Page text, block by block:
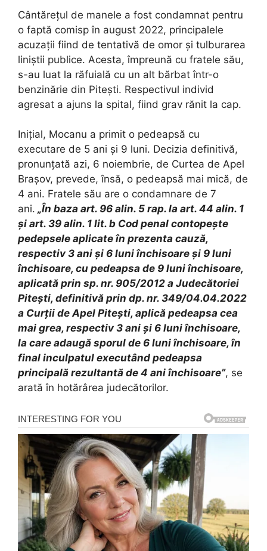
Cântărețul de manele a fost condamnat pentru
o faptă comisp în august 2022, principalele
acuzații fiind de tentativă de omor și tulburarea
liniștii publice. Acesta, împreună cu fratele său,
s-au luat la răfuială cu un alt bărbat într-o
benzinărie din Pitești. Respectivul individ
agresat a ajuns la spital, fiind grav rănit la cap.
Inițial, Mocanu a primit o pedeapsă cu
executare de 5 ani și 9 luni. Decizia definitivă,
pronunțată azi, 6 noiembrie, de Curtea de Apel
Brașov, prevede, însă, o pedeapsă mai mică, de
4 ani. Fratele său are o condamnare de 7
ani. „În baza art. 96 alin. 5 rap. la art. 44 alin. 1
şi art. 39 alin. 1 lit. b Cod penal contopește
pedepsele aplicate în prezenta cauză,
respectiv 3 ani şi 6 luni închisoare şi 9 luni
închisoare, cu pedeapsa de 9 luni închisoare,
aplicată prin sp. nr. 905/2012 a Judecătoriei
Pitești, definitivă prin dp. nr. 349/04.04.2022
a Curții de Apel Pitești, aplică pedeapsa cea
mai grea, respectiv 3 ani şi 6 luni închisoare,
la care adaugă sporul de 6 luni închisoare, în
final inculpatul executând pedeapsa
principală rezultantă de 4 ani închisoare”, se
arată în hotărârea judecătorilor.